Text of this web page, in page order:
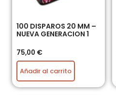
100 DISPAROS 20 MM –
NUEVA GENERACION 1
75,00 €
Añadir al carrito